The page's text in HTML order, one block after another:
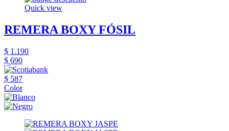
Quick view
REMERA BOXY FÓSIL
$ 1.190
$ 690
$ 587
Color